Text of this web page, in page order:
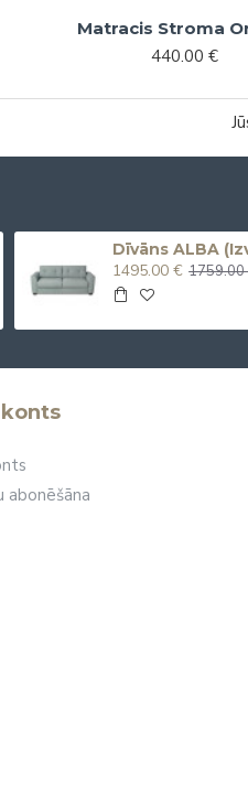
Matracis Stroma
440.00 €
1495.00 € 1759.00
abonēšāna